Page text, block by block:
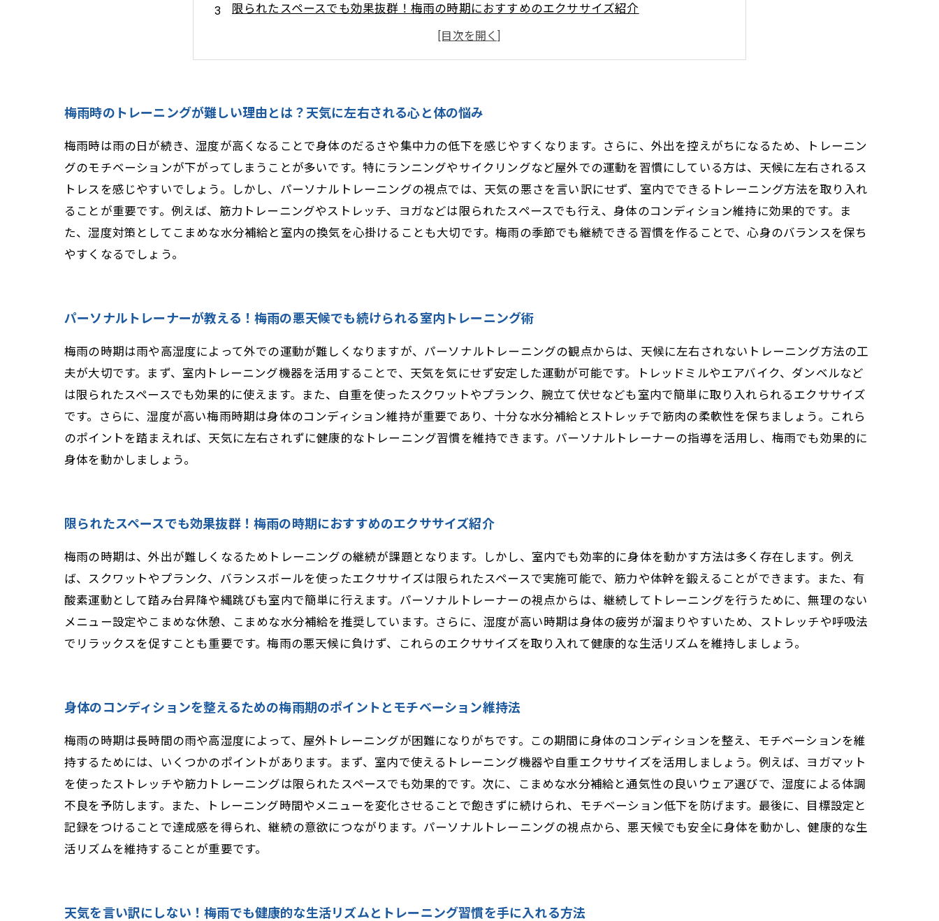
限られたスペースでも効果抜群！梅雨の時期におすすめのエクササイズ紹介
身体のコンディションを整えるための梅雨期のポイントとモチベーション維持法
天気を言い訳にしない！梅雨でも健康的な生活リズムとトレーニング習慣を手に入れる方法
悪天候が続く梅雨でも前向きに続けるための実践ガイドとパーソナルトレーニングの活用法
梅雨時のトレーニングが難しい理由とは？天気に左右される心と体の悩み
梅雨時は雨の日が続き、湿度が高くなることで身体のだるさや集中力の低下を感じやすくなります。さらに、外出を控えがちになるため、トレーニン
グのモチベーションが下がってしまうことが多いです。特にランニングやサイクリングなど屋外での運動を習慣にしている方は、天候に左右されるス
トレスを感じやすいでしょう。しかし、パーソナルトレーニングの視点では、天気の悪さを言い訳にせず、室内でできるトレーニング方法を取り入れ
ることが重要です。例えば、筋力トレーニングやストレッチ、ヨガなどは限られたスペースでも行え、身体のコンディション維持に効果的です。ま
た、湿度対策としてこまめな水分補給と室内の換気を心掛けることも大切です。梅雨の季節でも継続できる習慣を作ることで、心身のバランスを保ち
やすくなるでしょう。
パーソナルトレーナーが教える！梅雨の悪天候でも続けられる室内トレーニング術
梅雨の時期は雨や高湿度によって外での運動が難しくなりますが、パーソナルトレーニングの観点からは、天候に左右されないトレーニング方法の工
夫が大切です。まず、室内トレーニング機器を活用することで、天気を気にせず安定した運動が可能です。トレッドミルやエアバイク、ダンベルなど
は限られたスペースでも効果的に使えます。また、自重を使ったスクワットやプランク、腕立て伏せなども室内で簡単に取り入れられるエクササイズ
です。さらに、湿度が高い梅雨時期は身体のコンディション維持が重要であり、十分な水分補給とストレッチで筋肉の柔軟性を保ちましょう。これら
のポイントを踏まえれば、天気に左右されずに健康的なトレーニング習慣を維持できます。パーソナルトレーナーの指導を活用し、梅雨でも効果的に
身体を動かしましょう。
限られたスペースでも効果抜群！梅雨の時期におすすめのエクササイズ紹介
梅雨の時期は、外出が難しくなるためトレーニングの継続が課題となります。しかし、室内でも効率的に身体を動かす方法は多く存在します。例え
ば、スクワットやプランク、バランスボールを使ったエクササイズは限られたスペースで実施可能で、筋力や体幹を鍛えることができます。また、有
酸素運動として踏み台昇降や縄跳びも室内で簡単に行えます。パーソナルトレーナーの視点からは、継続してトレーニングを行うために、無理のない
メニュー設定やこまめな休憩、こまめな水分補給を推奨しています。さらに、湿度が高い時期は身体の疲労が溜まりやすいため、ストレッチや呼吸法
でリラックスを促すことも重要です。梅雨の悪天候に負けず、これらのエクササイズを取り入れて健康的な生活リズムを維持しましょう。
身体のコンディションを整えるための梅雨期のポイントとモチベーション維持法
梅雨の時期は長時間の雨や高湿度によって、屋外トレーニングが困難になりがちです。この期間に身体のコンディションを整え、モチベーションを維
持するためには、いくつかのポイントがあります。まず、室内で使えるトレーニング機器や自重エクササイズを活用しましょう。例えば、ヨガマット
を使ったストレッチや筋力トレーニングは限られたスペースでも効果的です。次に、こまめな水分補給と通気性の良いウェア選びで、湿度による体調
不良を予防します。また、トレーニング時間やメニューを変化させることで飽きずに続けられ、モチベーション低下を防げます。最後に、目標設定と
記録をつけることで達成感を得られ、継続の意欲につながります。パーソナルトレーニングの視点から、悪天候でも安全に身体を動かし、健康的な生
活リズムを維持することが重要です。
天気を言い訳にしない！梅雨でも健康的な生活リズムとトレーニング習慣を手に入れる方法